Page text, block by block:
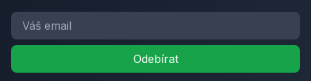
Odebírat